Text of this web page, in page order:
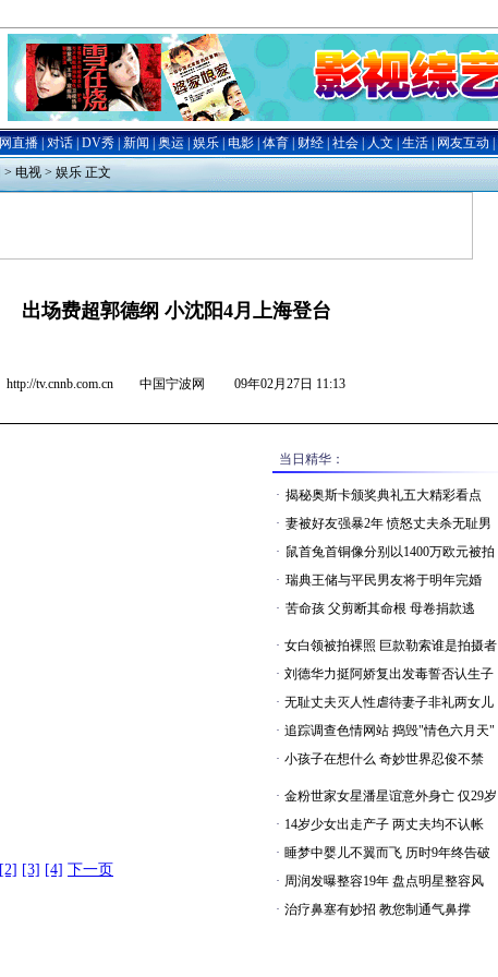
> 电视 > 娱乐 正文
出场费超郭德纲 小沈阳4月上海登台
http://tv.cnnb.com.cn 中国宁波网 09年02月27日 11:13
[2] [3] [4] 下一页
当日精华：
· 揭秘奥斯卡颁奖典礼五大精彩看点
· 妻被好友强暴2年 愤怒丈夫杀无耻男
· 鼠首兔首铜像分别以1400万欧元被拍
· 瑞典王储与平民男友将于明年完婚
· 苦命孩 父剪断其命根 母卷捐款逃
· 女白领被拍裸照 巨款勒索谁是拍摄者
· 刘德华力挺阿娇复出发毒誓否认生子
· 无耻丈夫灭人性虐待妻子非礼两女儿
· 追踪调查色情网站 捣毁"情色六月天"
· 小孩子在想什么 奇妙世界忍俊不禁
· 金粉世家女星潘星谊意外身亡 仅29岁
· 14岁少女出走产子 两丈夫均不认帐
· 睡梦中婴儿不翼而飞 历时9年终告破
· 周润发曝整容19年 盘点明星整容风
· 治疗鼻塞有妙招 教您制通气鼻撑